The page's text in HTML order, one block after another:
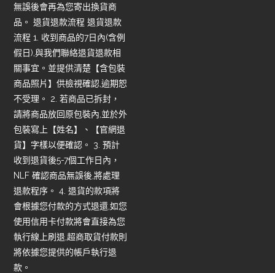
無誤後會再為您寄出換貨商
品。 退貨退款流程 退貨退款
流程 1. 收到商品的7日內(含例
假日),與我們聯絡退貨退款相
關事宜。並提供清楚【含包裝
商品照片】供檢視確認,逾期恕
不受理。 2. 若商品已拆封，
請將商品放回原包裝內,並於外
包裝寫上【姓名】、【官網退
貨】字樣以便確認。 3. 預計
收到退貨後5-7個工作日內，
NLF 確認商品無誤後,將處理
退款程序。 4. 退貨的款項將
會根據您付款的方式退還,如您
使用信用卡付款將會直接為您
執行線上刷退,超商取貨付款則
將依據您提供的帳戶執行退
款。